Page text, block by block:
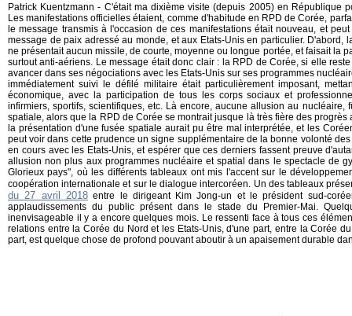
Patrick Kuentzmann - C'était ma dixième visite (depuis 2005) en République
Les manifestations officielles étaient, comme d'habitude en RPD de Corée,
le message transmis à l'occasion de ces manifestations était nouveau, et
message de paix adressé au monde, et aux Etats-Unis en particulier. D'abord,
ne présentait aucun missile, de courte, moyenne ou longue portée, et faisait la
surtout anti-aériens. Le message était donc clair : la RPD de Corée, si elle
avancer dans ses négociations avec les Etats-Unis sur ses programmes
immédiatement suivi le défilé militaire était particulièrement imposant,
économique, avec la participation de tous les corps sociaux et
infirmiers, sportifs, scientifiques, etc. Là encore, aucune allusion au nucléaire,
spatiale, alors que la RPD de Corée se montrait jusque là très fière des
la présentation d'une fusée spatiale aurait pu être mal interprétée, et les
peut voir dans cette prudence un signe supplémentaire de la bonne volonté
en cours avec les Etats-Unis, et espérer que ces derniers fassent preuve
allusion non plus aux programmes nucléaire et spatial dans le spectacle de
Glorieux pays", où les différents tableaux ont mis l'accent sur le
coopération internationale et sur le dialogue intercoréen. Un des tableaux
du 27 avril 2018entre le dirigeant Kim Jong-un et le président sud-
applaudissements du public présent dans le stade du Premier-Mai.
inenvisageable il y a encore quelques mois. Le ressenti face à tous ces
relations entre la Corée du Nord et les Etats-Unis, d'une part, entre la Corée
part, est quelque chose de profond pouvant aboutir à un apaisement durable